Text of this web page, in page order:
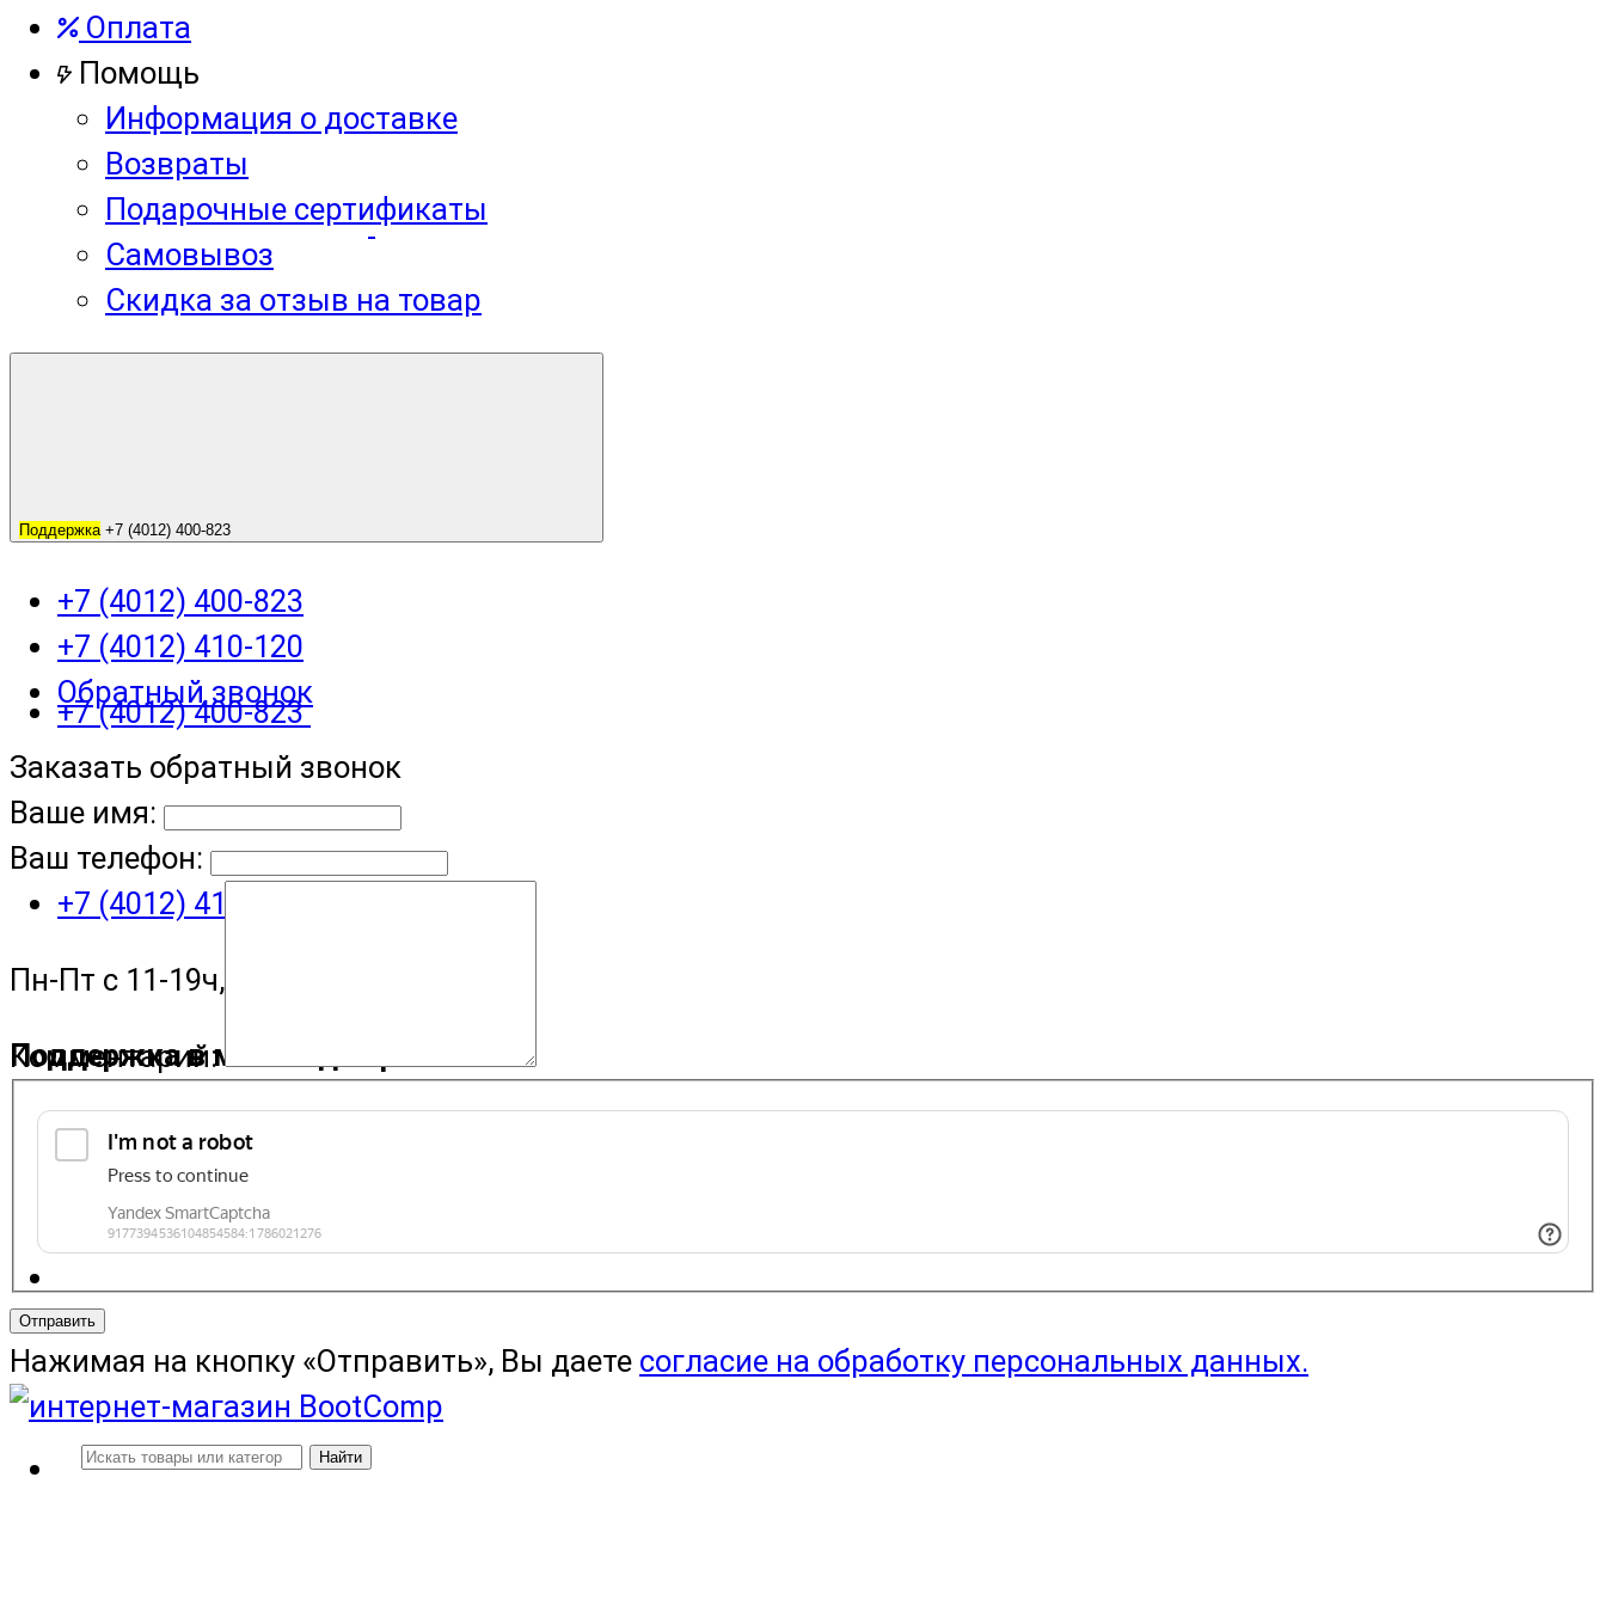
+7 (4012) 400-823
+7 (4012) 410-120
Пн-Пт с 11-19ч, Сб с 11-15ч
Поддержка в мессенджере
Оплата
Помощь
Информация о доставке
Возвраты
Подарочные сертификаты
Самовывоз
Скидка за отзыв на товар
Поддержка+7 (4012) 400-823
+7 (4012) 400-823
+7 (4012) 410-120
Обратный звонок
Заказать обратный звонок
Ваше имя:
Ваш телефон:
Комментарий:
Отправить
Нажимая на кнопку «Отправить», Вы даете согласие на обработку персональных данных.
Найти